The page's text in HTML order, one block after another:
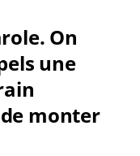
On
une
monter